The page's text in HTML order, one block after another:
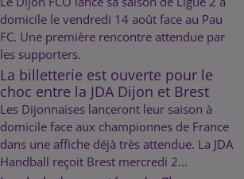
domicile le vendredi 14 août face au Pau
FC. Une première rencontre attendue par
les supporters.
La billetterie est ouverte pour le
choc entre la JDA Dijon et Brest
Les Dijonnaises lanceront leur saison à
domicile face aux championnes de France
dans une affiche déjà très attendue. La JDA
Handball reçoit Brest mercredi 2...